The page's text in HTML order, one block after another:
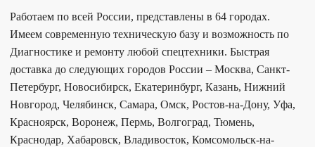
Работаем по всей России, представлены в 64 городах.
Имеем современную техническую базу и возможность по
Диагностике и ремонту любой спецтехники. Быстрая
доставка до следующих городов России – Москва, Санкт-
Петербург, Новосибирск, Екатеринбург, Казань, Нижний
Новгород, Челябинск, Самара, Омск, Ростов-на-Дону, Уфа,
Красноярск, Воронеж, Пермь, Волгоград, Тюмень,
Краснодар, Хабаровск, Владивосток, Комсомольск-на-